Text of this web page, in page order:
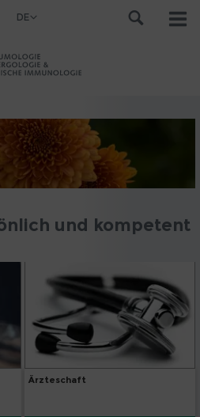
DE
und kompetent
Ärzteschaft